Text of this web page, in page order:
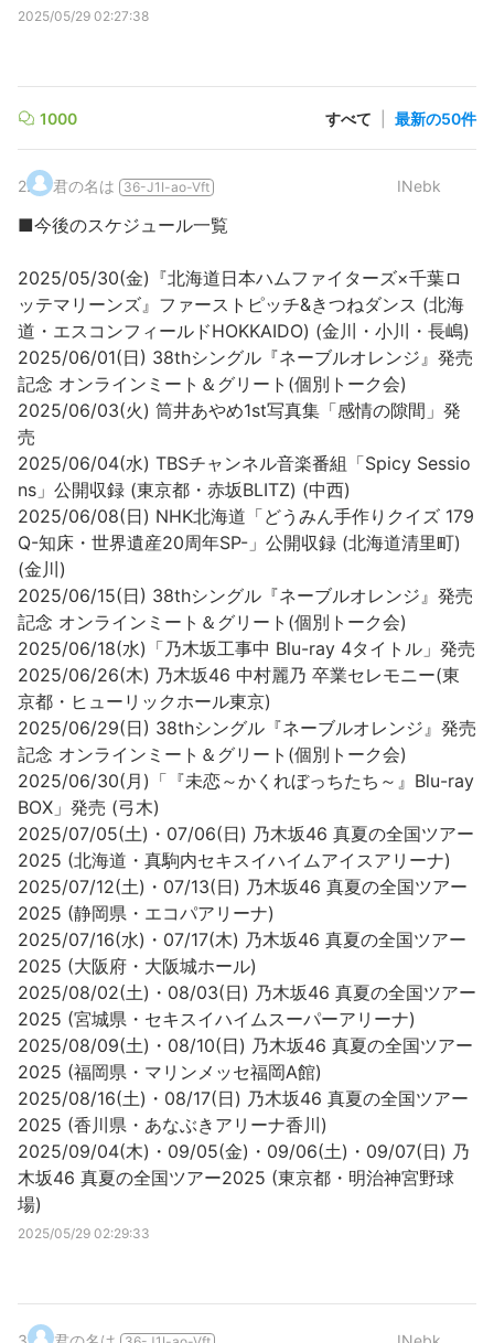
2025/05/29 02:27:38
1000 すべて 最新の50件
2. 君の名は 36-J1I-ao-Vft INebk
■今後のスケジュール一覧
2025/05/30(金)『北海道日本ハムファイターズ×千葉ロ
ッテマリーンズ』ファーストピッチ&きつねダンス (北海
道・エスコンフィールドHOKKAIDO) (金川・小川・長嶋)
2025/06/01(日) 38thシングル『ネーブルオレンジ』発売
記念 オンラインミート＆グリート(個別トーク会)
2025/06/03(火) 筒井あやめ1st写真集「感情の隙間」発
売
2025/06/04(水) TBSチャンネル音楽番組「Spicy Sessio
ns」公開収録 (東京都・赤坂BLITZ) (中西)
2025/06/08(日) NHK北海道「どうみん手作りクイズ 179
Q-知床・世界遺産20周年SP-」公開収録 (北海道清里町)
(金川)
2025/06/15(日) 38thシングル『ネーブルオレンジ』発売
記念 オンラインミート＆グリート(個別トーク会)
2025/06/18(水)「乃木坂工事中 Blu-ray 4タイトル」発売
2025/06/26(木) 乃木坂46 中村麗乃 卒業セレモニー(東
京都・ヒューリックホール東京)
2025/06/29(日) 38thシングル『ネーブルオレンジ』発売
記念 オンラインミート＆グリート(個別トーク会)
2025/06/30(月)「『未恋～かくれぼっちたち～』Blu-ray
BOX」発売 (弓木)
2025/07/05(土)・07/06(日) 乃木坂46 真夏の全国ツアー
2025 (北海道・真駒内セキスイハイムアイスアリーナ)
2025/07/12(土)・07/13(日) 乃木坂46 真夏の全国ツアー
2025 (静岡県・エコパアリーナ)
2025/07/16(水)・07/17(木) 乃木坂46 真夏の全国ツアー
2025 (大阪府・大阪城ホール)
2025/08/02(土)・08/03(日) 乃木坂46 真夏の全国ツアー
2025 (宮城県・セキスイハイムスーパーアリーナ)
2025/08/09(土)・08/10(日) 乃木坂46 真夏の全国ツアー
2025 (福岡県・マリンメッセ福岡A館)
2025/08/16(土)・08/17(日) 乃木坂46 真夏の全国ツアー
2025 (香川県・あなぶきアリーナ香川)
2025/09/04(木)・09/05(金)・09/06(土)・09/07(日) 乃
木坂46 真夏の全国ツアー2025 (東京都・明治神宮野球
場)
2025/05/29 02:29:33